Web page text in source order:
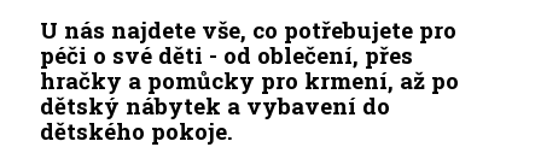
U nás najdete vše, co potřebujete pro
péči o své děti - od oblečení, přes
hračky a pomůcky pro krmení, až po
dětský nábytek a vybavení do
dětského pokoje.